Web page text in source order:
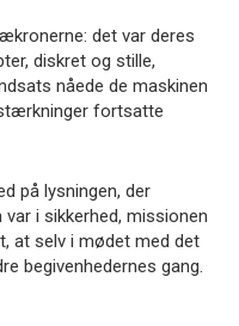
det var deres
diskret og stille,
nåede de maskinen
fortsatte
på lysningen, der
i sikkerhed, missionen
at selv i mødet med det
begivenhedernes gang.